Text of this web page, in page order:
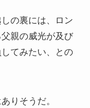
の裏には、ロン
親の威光が及び
てみたい、との
りそうだ。